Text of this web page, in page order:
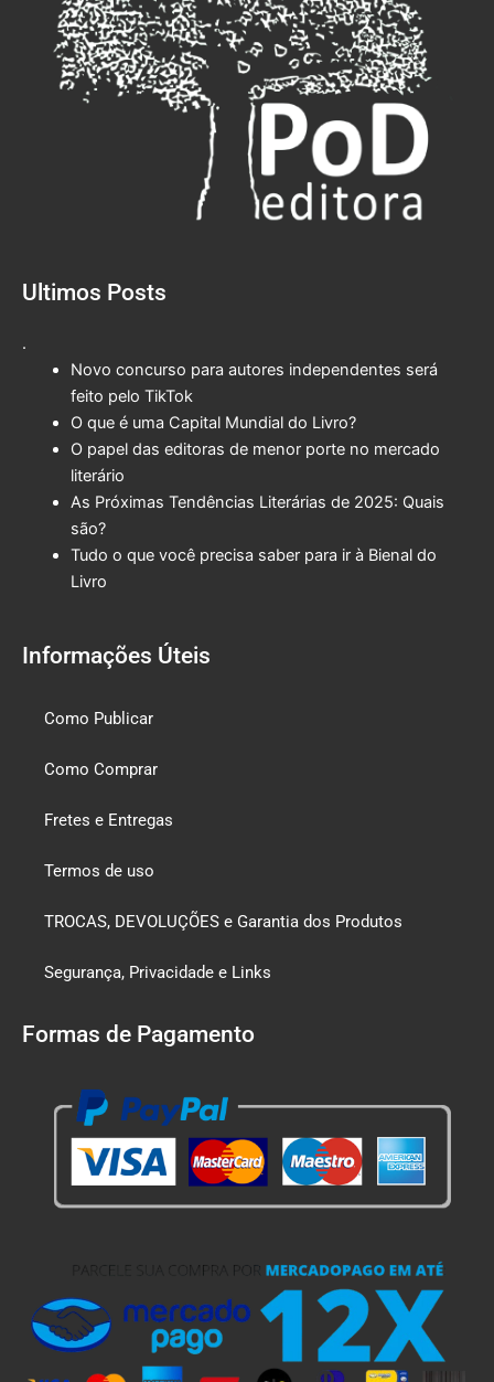
Ultimos Posts
.
Novo concurso para autores independentes será
feito pelo TikTok
O que é uma Capital Mundial do Livro?
O papel das editoras de menor porte no mercado
literário
As Próximas Tendências Literárias de 2025: Quais
são?
Tudo o que você precisa saber para ir à Bienal do
Livro
Informações Úteis
Como Publicar
Como Comprar
Fretes e Entregas
Termos de uso
TROCAS, DEVOLUÇÕES e Garantia dos Produtos
Segurança, Privacidade e Links
Formas de Pagamento